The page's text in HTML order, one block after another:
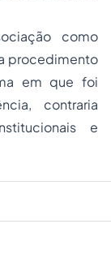
como
procedimento
em que foi
contraria
e